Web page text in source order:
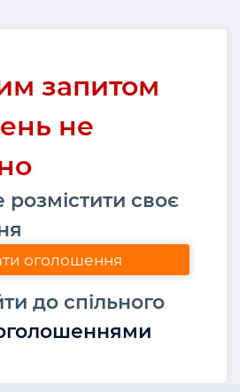
запитом
не
своє
оголошення
до спільного